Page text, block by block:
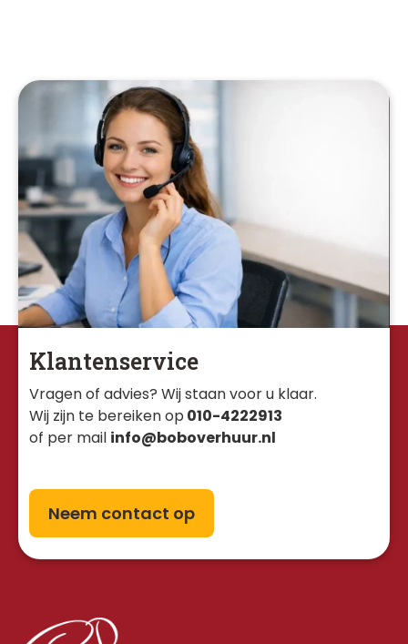
Klantenservice
Vragen of advies? Wij staan voor u klaar.
Wij zijn te bereiken op 010-4222913
of per mail info@boboverhuur.nl
Neem contact op